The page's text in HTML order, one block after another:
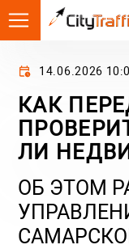
14.06.2026
КАК
ЛИ
ОБ ЭТОМ